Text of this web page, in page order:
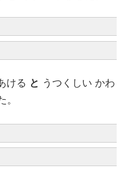
ける と うつくしい かわ